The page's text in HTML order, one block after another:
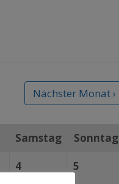
Nächster Monat ›
Samstag
Sonntag
4 5